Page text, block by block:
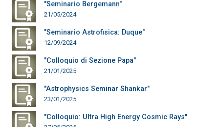
"Seminario Bergemann"
21/05/2024
"Seminario Astrofisica: Duque"
12/09/2024
"Colloquio di Sezione Papa"
21/01/2025
"Astrophysics Seminar Shankar"
23/01/2025
"Colloquio: Ultra High Energy Cosmic Rays"